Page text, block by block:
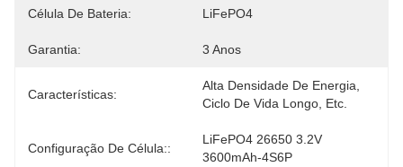
Célula De Bateria: LiFePO4
Garantia: 3 Anos
Características:
Alta Densidade De Energia,
Ciclo De Vida Longo, Etc.
Configuração De Célula::
LiFePO4 26650 3.2V
3600mAh-4S6P